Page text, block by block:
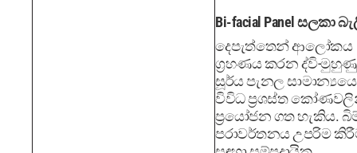
Bi-facial Panel සලකා
දෙපැත්තෙන් ආලෝකය
ග්‍රහණය කරන ද්වි-මුහුණු
සූර්ය පැනල
විවිධ ප්‍රශස්ත
ප්‍රයෝජන ගත හැකිය.
පරාවර්තනය උපරිම